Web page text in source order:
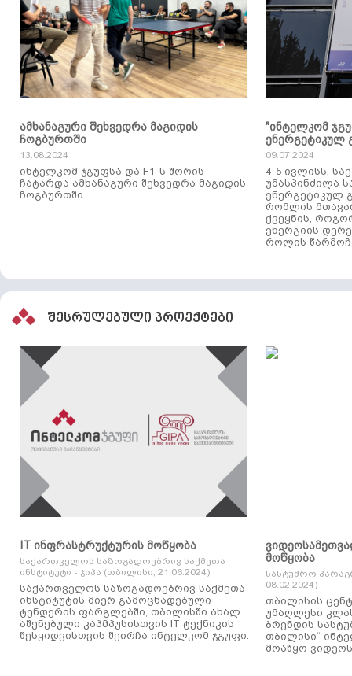
ამხანაგური შეხვედრა მაგიდის
ჩოგბურთში
13.08.2024
ინტელკომ ჯგუფსა და F1-ს შორის
ჩატარდა ამხანაგური შეხვედრა მაგიდის
ჩოგბურთში.
"ინტელკომ
ენერგეტიკულ
09.07.2024
4-5 ივლისს,
უმასპინძილა
ენერგეტიკულ
რომლის
ქვეყნის,
ენერგიის
როლის
შესრულებული პროექტები
IT ინფრასტრუქტურის მოწყობა
საქართველოს საზოგადოებრივ საქმეთა
ინსტიტუტი - ჯიპა (თბილისი, 21.06.2024)
საქართველოს საზოგადოებრივ საქმეთა
ინსტიტუტის მიერ გამოცხადებული
ტენდერის ფარგლებში, თბილისში ახალ
აშენებული კაპმპუსისთვის IT ტექნიკის
შესყიდვისთვის შეირჩა ინტელკომ ჯგუფი.
მოწყობა
სასტუმრო
08.02.2024)
თბილისის
უმაღლესი
ბრენდის
თბილისი“
მოაწყო